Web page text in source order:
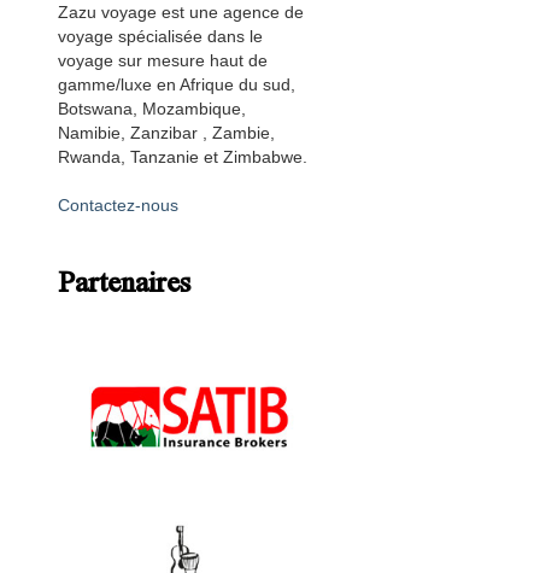
Zazu voyage est une agence de
voyage spécialisée dans le
voyage sur mesure haut de
gamme/luxe en Afrique du sud,
Botswana, Mozambique,
Namibie, Zanzibar , Zambie,
Rwanda, Tanzanie et Zimbabwe.
Contactez-nous
Partenaires